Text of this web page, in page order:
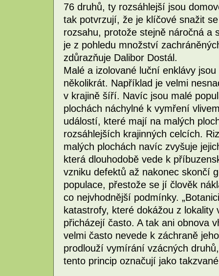
76 druhů, ty rozsáhlejší jsou
tak potvrzují, že je klíčové snažit
rozsahu, protože stejně náročná a
je z pohledu množství
zdůrazňuje Dalibor Dostál.
Malé a izolované luční enklávy
několikrát. Například je velmi
v krajině šíří. Navíc jsou malé
plochách náchylné k vymření
událostí, které mají na malých
rozsáhlejších krajinných celcích.
malých plochách navíc zvyšuje
která dlouhodobě vede k
vzniku defektů až nakonec skončí
populace, přestože se jí člověk
co nejvhodnější podmínky.
katastrofy, které dokážou z
přicházejí často. A tak ani obnova
velmi často nevede k záchraně
prodlouží vymírání vzácných
tento princip označují jako